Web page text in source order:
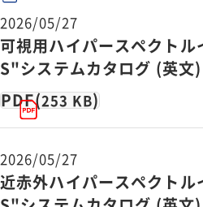
2026/05/27
可視用ハイパースペクト
S"システムカタログ (英文)
PDF(253 KB)
2026/05/27
近赤外ハイパースペクト